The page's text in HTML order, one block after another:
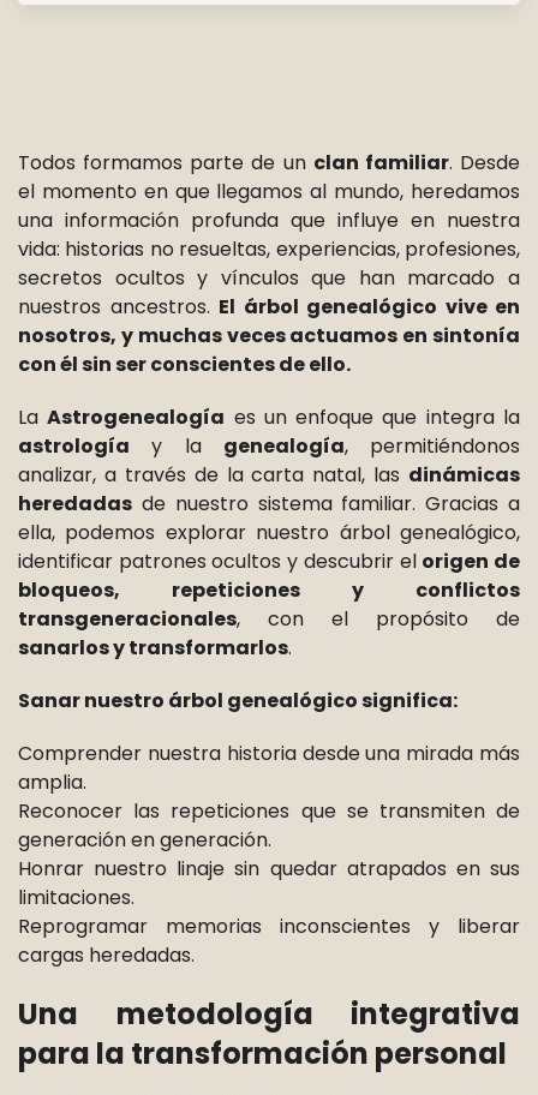
Todos formamos parte de un clan familiar. Desde
el momento en que llegamos al mundo, heredamos
una información profunda que influye en nuestra
vida: historias no resueltas, experiencias, profesiones,
secretos ocultos y vínculos que han marcado a
nuestros ancestros. El árbol genealógico vive en
nosotros, y muchas veces actuamos en sintonía
con él sin ser conscientes de ello.
LaAstrogenealogía es un enfoque que integra la
astrología y la genealogía, permitiéndonos
analizar, a través de la carta natal, las dinámicas
heredadas de nuestro sistema familiar. Gracias a
ella, podemos explorar nuestro árbol genealógico,
identificar patrones ocultos y descubrir el origen de
bloqueos, repeticiones y conflictos
transgeneracionales, con el propósito de
sanarlos y transformarlos.
Sanar nuestro árbol genealógico significa:
Comprender nuestra historia desde una mirada más
amplia.
Reconocer las repeticiones que se transmiten de
generación en generación.
Honrar nuestro linaje sin quedar atrapados en sus
limitaciones.
Reprogramar memorias inconscientes y liberar
cargas heredadas.
Una metodología integrativa
para la transformación personal